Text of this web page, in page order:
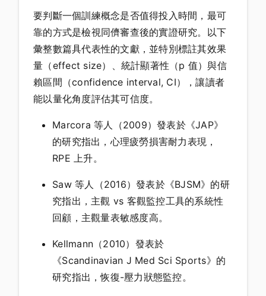
要判斷一個訓練概念是否值得投入時間，最可
靠的方式是檢視同儕審查後的實證研究。以下
彙整數篇具代表性的文獻，並特別標註其效果
量（effect size）、統計顯著性（p 值）與信
賴區間（confidence interval, CI），讓讀者
能以量化角度評估其可信度。
Marcora 等人（2009）發表於《JAP》
的研究指出，心理疲勞損害耐力表現，
RPE 上升。
Saw 等人（2016）發表於《BJSM》的研
究指出，主觀 vs 客觀監控工具的系統性
回顧，主觀量表敏感度高。
Kellmann（2010）發表於
《Scandinavian J Med Sci Sports》的
研究指出，恢復-壓力狀態監控。